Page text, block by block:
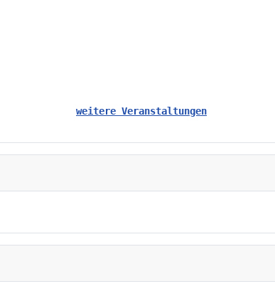
weitere Veranstaltungen